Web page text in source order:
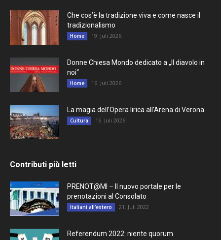
Che cos’è la tradizione viva e come nasce il
tradizionalismo
Home 19. Juli 2026
Donne Chiesa Mondo dedicato a „Il diavolo in
noi“
Home 16. Juli 2026
La magia dell’Opera lirica all’Arena di Verona
Cultura 16. Juli 2026
Contributi più letti
PRENOT@MI – Il nuovo portale per le
prenotazioni al Consolato
Italiani all'estero 21. Juli 2022
Referendum 2022: niente quorum